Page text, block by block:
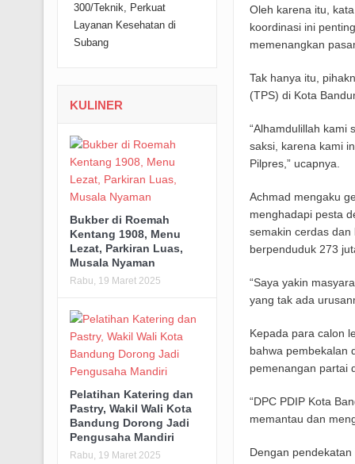
Oleh karena itu,
koordinasi ini
memenangkan
Tak hanya itu,
(TPS) di Kota
“Alhamdulillah kami
saksi, karena kami
Pilpres,” ucapnya.
Achmad mengaku
menghadapi pesta
semakin cerdas
berpenduduk 273
“Saya yakin
yang tak ada
Kepada para calon
bahwa pembekalan
pemenangan partai
“DPC PDIP Kota
memantau dan
Dengan
KULINER
Bukber di Roemah
Kentang 1908, Menu
Lezat, Parkiran Luas,
Musala Nyaman
Rabu, 19 Maret 2025
Pelatihan Katering dan
Pastry, Wakil Wali Kota
Bandung Dorong Jadi
Pengusaha Mandiri
Rabu, 19 Maret 2025